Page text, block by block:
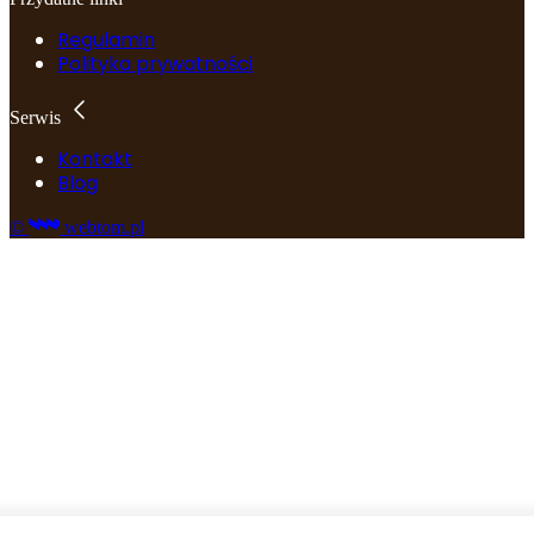
Regulamin
Polityka prywatności
Serwis
Kontakt
Blog
© webtom.pl